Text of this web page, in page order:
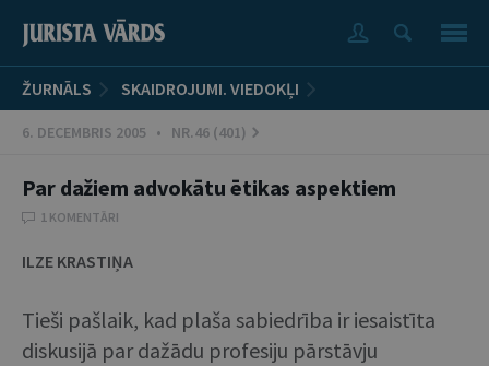
ŽURNĀLS SKAIDROJUMI. VIEDOKĻI
6. DECEMBRIS 2005 • NR.46 (401)
Par dažiem advokātu ētikas aspektiem
1 KOMENTĀRI
ILZE KRASTIŅA
Tieši pašlaik, kad plaša sabiedrība ir iesaistīta
diskusijā par dažādu profesiju pārstāvju